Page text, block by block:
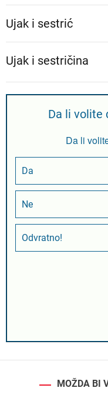
Ujak i sestrić
Ujak i sestričina
Da li volite
Da li
Da
Ne
Odvratno!
MOŽDA BI